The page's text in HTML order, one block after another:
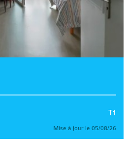
T1
Mise à jour le 05/08/26